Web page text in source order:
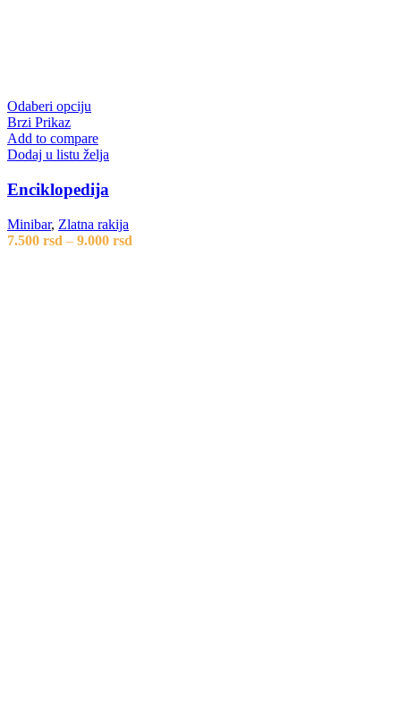
Odaberi opciju
Brzi Prikaz
Add to compare
Dodaj u listu želja
Enciklopedija
Minibar, Zlatna rakija
7.500 rsd – 9.000 rsd